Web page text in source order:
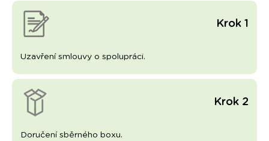
Krok 1
Uzavření smlouvy o spolupráci.
Krok 2
Doručení sběrného boxu.